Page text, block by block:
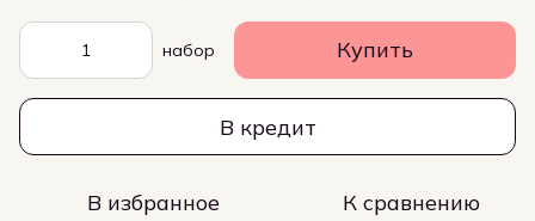
набор Купить
В кредит
В избранное К сравнению